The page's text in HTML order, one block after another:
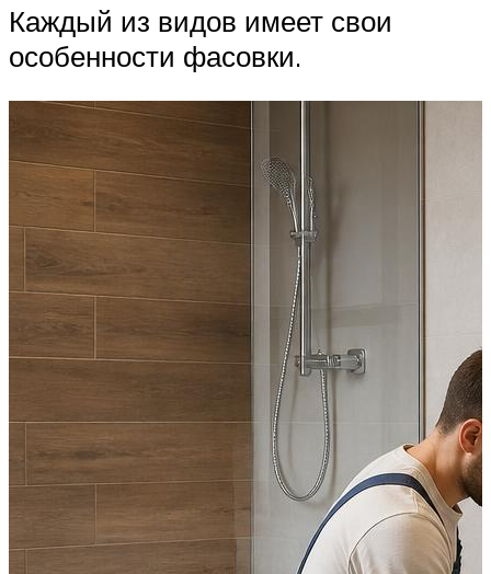
Каждый из видов имеет свои
особенности фасовки.